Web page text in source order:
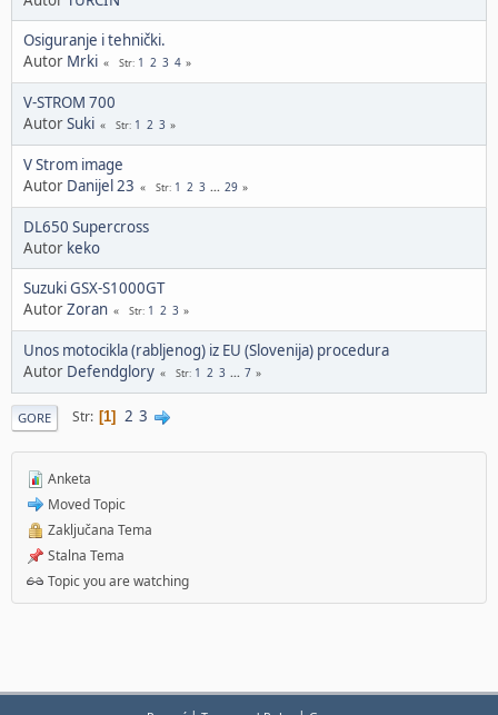
Osiguranje i tehnički.
Autor Mrki Str 1 2 3 4
V-STROM 700
AutorSuki Str 1 2 3
V Strom image
Autor Danijel 23 Str 1 2 3 ... 29
DL650 Supercross
Autor keko
Suzuki GSX-S1000GT
AutorZoran Str 1 2 3
Unos motocikla (rabljenog) iz EU (Slovenija) procedura
Autor Defendglory Str 1 2 3 ... 7
GORE Str 1 2 3
Anketa
Moved Topic
Zaključana Tema
Stalna Tema
Topic you are watching